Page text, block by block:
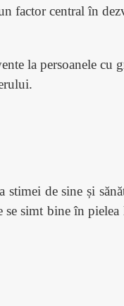
factor central în
la persoanele cu
stimei de sine și
se simt bine în